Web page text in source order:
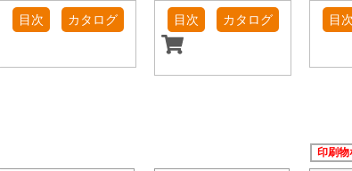
目次 カタログ 目次 カタログ 目次
印刷物